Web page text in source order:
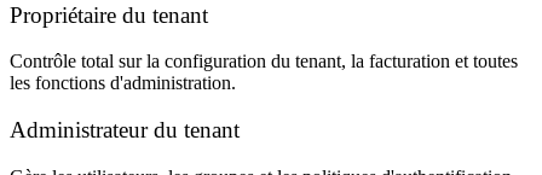
Propriétaire du tenant
Contrôle total sur la configuration du tenant, la facturation et toutes
les fonctions d'administration.
Administrateur du tenant